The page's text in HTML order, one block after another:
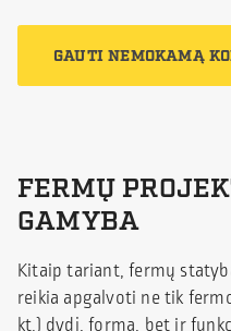
GAUTI NEMOKAMĄ
FERMŲ
GAMYBA
Kitaip tariant, fermų
reikia apgalvoti ne tik